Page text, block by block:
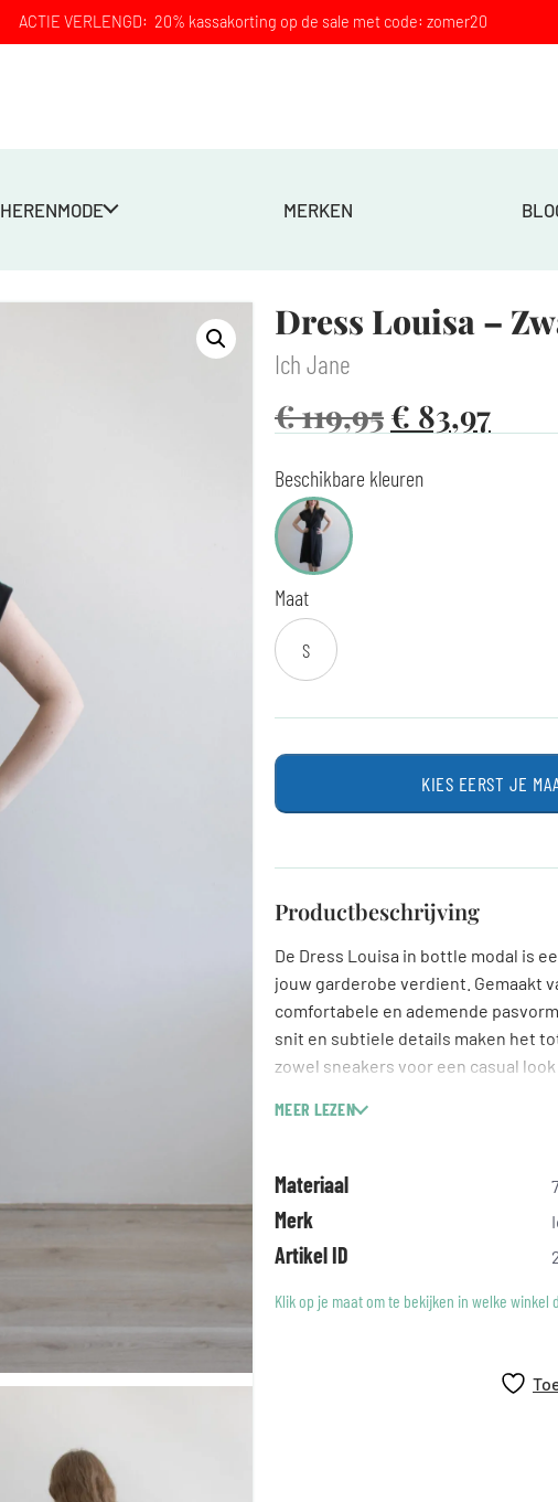
ACTIE VERLENGD: 20% kassakorting op de sale met code: zomer20
HERENMODE MERKEN
Dress Louisa –
Ich Jane
€119,95€ 83,97
Beschikbare kleuren
Maat
S
KIES EERST JE
Productbeschrijving
De Dress Louisa in bottle modal is
jouw garderobe verdient. Gemaakt
comfortabele en ademende
snit en subtiele details maken het
zowel sneakers voor een casual
MEER LEZEN
Materiaal
Merk
Artikel ID
Klik op je maat om te bekijken in welke winkel